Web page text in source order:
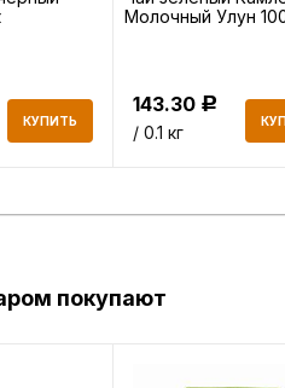
КУПИТЬ
Молочный Улун
143.30 Р
/ 0.1 кг
покупают